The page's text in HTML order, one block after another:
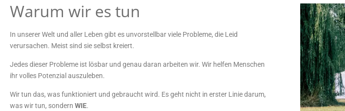
Warum wir es tun
In unserer Welt und aller Leben gibt es unvorstellbar viele Probleme, die Leid
verursachen. Meist sind sie selbst kreiert.
Jedes dieser Probleme ist lösbar und genau daran arbeiten wir. Wir helfen Menschen
ihr volles Potenzial auszuleben.
Wir tun das, was funktioniert und gebraucht wird. Es geht nicht in erster Linie darum,
was wir tun, sondern WIE.